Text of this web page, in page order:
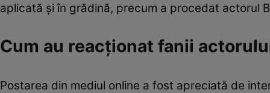
aplicată și în grădină, precum a procedat actorul
Cum au reacționat fanii
Postarea din mediul online a fost apreciată de